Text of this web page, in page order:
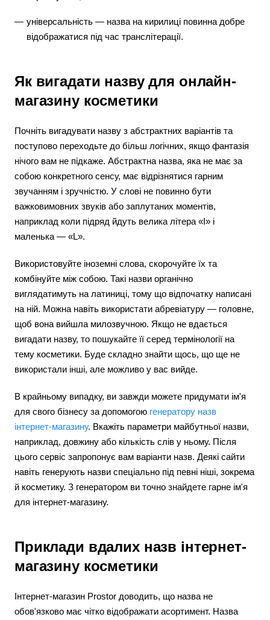
універсальність — назва на кирилиці повинна добре
відображатися під час транслітерації.
Як вигадати назву для онлайн-
магазину косметики
Почніть вигадувати назву з абстрактних варіантів та
поступово переходьте до більш логічних, якщо фантазія
нічого вам не підкаже. Абстрактна назва, яка не має за
собою конкретного сенсу, має відрізнятися гарним
звучанням і зручністю. У слові не повинно бути
важковимовних звуків або заплутаних моментів,
наприклад коли підряд йдуть велика літера «I» і
маленька — «L».
Використовуйте іноземні слова, скорочуйте їх та
комбінуйте між собою. Такі назви органічно
виглядатимуть на латиниці, тому що відпочатку написані
на ній. Можна навіть використати абревіатуру — головне,
щоб вона вийшла милозвучною. Якщо не вдається
вигадати назву, то пошукайте її серед термінології на
тему косметики. Буде складно знайти щось, що ще не
використали інші, але можливо у вас вийде.
В крайньому випадку, ви завжди можете придумати ім'я
для свого бізнесу за допомогою генератору назв
інтернет-магазину. Вкажіть параметри майбутньої назви,
наприклад, довжину або кількість слів у ньому. Після
цього сервіс запропонує вам варіанти назв. Деякі сайти
навіть генерують назви спеціально під певні ніші, зокрема
й косметику. З генератором ви точно знайдете гарне ім'я
для інтернет-магазину.
Приклади вдалих назв інтернет-
магазину косметики
Інтернет-магазин Prostor доводить, що назва не
обов'язково має чітко відображати асортимент. Назва